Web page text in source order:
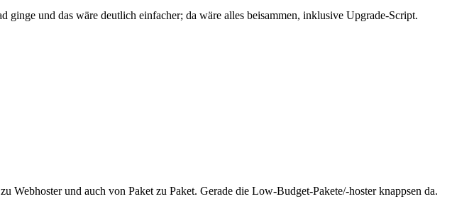
und das wäre deutlich einfacher; da wäre alles beisammen, inklusive Upgrade-Script.
und auch von Paket zu Paket. Gerade die Low-Budget-Pakete/-hoster knappsen da.